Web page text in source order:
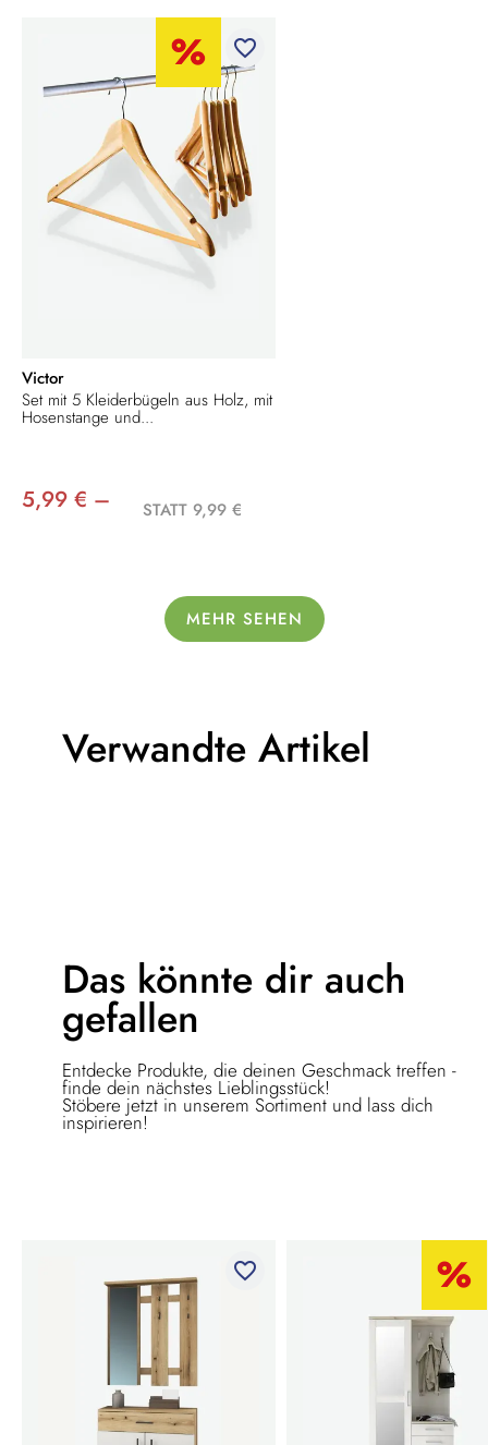
favorite_border
Victor
Set mit 5 Kleiderbügeln aus Holz, mit
Hosenstange und...
5,99 € – STATT 9,99 €
MEHR SEHEN
Verwandte Artikel
Das könnte dir auch
gefallen
Entdecke Produkte, die deinen Geschmack treffen -
finde dein nächstes Lieblingsstück!
Stöbere jetzt in unserem Sortiment und lass dich
inspirieren!
favorite_border